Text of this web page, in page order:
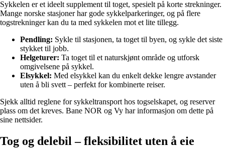
Sykkelen er et ideelt supplement til toget, spesielt på korte strekninger.
Mange norske stasjoner har gode sykkelparkeringer, og på flere
togstrekninger kan du ta med sykkelen mot et lite tillegg.
Pendling: Sykle til stasjonen, ta toget til byen, og sykle det siste
stykket til jobb.
Helgeturer: Ta toget til et naturskjønt område og utforsk
omgivelsene på sykkel.
Elsykkel: Med elsykkel kan du enkelt dekke lengre avstander
uten å bli svett – perfekt for kombinerte reiser.
Sjekk alltid reglene for sykkeltransport hos togselskapet, og reserver
plass om det kreves. Bane NOR og Vy har informasjon om dette på
sine nettsider.
Tog og delebil – fleksibilitet uten å eie